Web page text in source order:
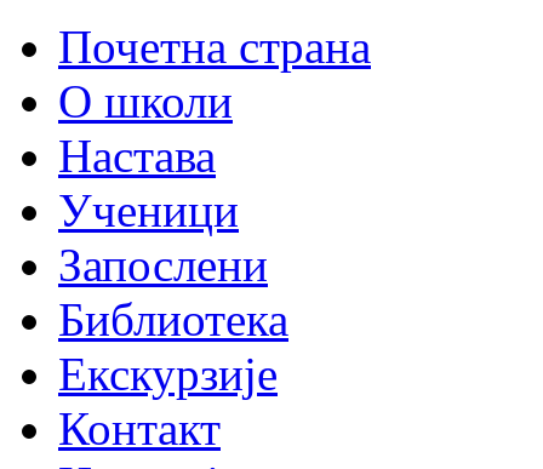
Почетна страна
О школи
Настава
Ученици
Запослени
Библиотека
Екскурзије
Контакт